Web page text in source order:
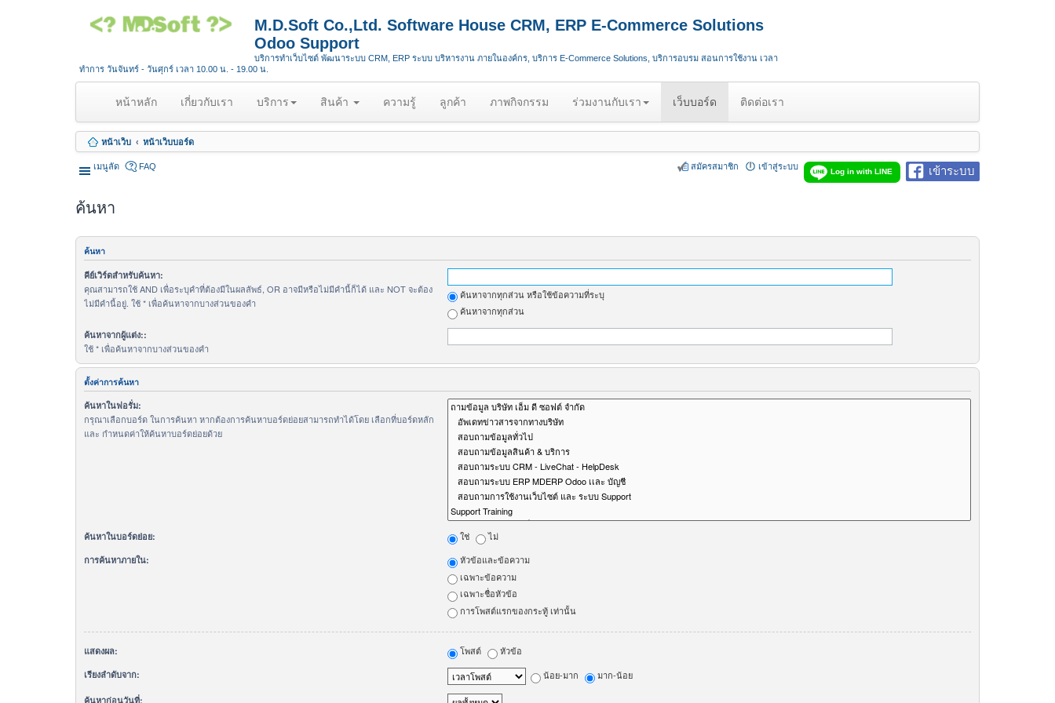
M.D.Soft Co.,Ltd. Software House CRM, ERP E-Commerce Solutions
Odoo Support
บริการทำเว็บไซต์ พัฒนาระบบ CRM, ERP ระบบ บริหารงาน ภายในองค์กร, บริการ E-Commerce Solutions, บริการอบรม สอนการใช้งาน เวลา
ทำการ วันจันทร์ - วันศุกร์ เวลา 10.00 น. - 19.00 น.
หน้าหลัก(
u
r
เกี่ยวกับเรา บริการ สินค้า ความรู้ ลูกค้า ภาพกิจกรรม ร่วมงานกับเรา เว็บบอร์ด ติดต่อเรา
หน้าเว็บ หน้าเว็บบอร์ด
เมนูลัด เข้าระบบ
Log in with LINE
FAQ เข้าสู่ระบบ
สมัครสมาชิก
ค้นหา
ค้นหา
คีย์เวิร์ดสำหรับค้นหา:
คุณสามารถใช้ AND เพื่อระบุคำที่ต้องมีในผลลัพธ์, OR อาจมีหรือไม่มีคำนี้ก็ได้ และ NOT จะต้อง
ไม่มีคำนี้อยู่. ใช้ * เพื่อค้นหาจากบางส่วนของคำ
ค้นหาจากทุกส่วน หรือใช้ข้อความที่ระบุ
ค้นหาจากทุกส่วน
ค้นหาจากผู้แต่ง::
ใช้ * เพื่อค้นหาจากบางส่วนของคำ
ตั้งค่าการค้นหา
ค้นหาในฟอรั่ม:
กรุณาเลือกบอร์ด ในการค้นหา หากต้องการค้นหาบอร์ดย่อยสามารถทำได้โดย เลือกที่บอร์ดหลัก
และ กำหนดค่าให้ค้นหาบอร์ดย่อยด้วย
ค้นหาในบอร์ดย่อย: ใช่ ไม่
การค้นหาภายใน:
หัวข้อและข้อความ
เฉพาะข้อความ
เฉพาะชื่อหัวข้อ
การโพสต์แรกของกระทู้ เท่านั้น
แสดงผล: โพสต์ หัวข้อ
เรียงลำดับจาก: น้อย-มาก มาก-น้อย
ค้นหาก่อนวันที่: